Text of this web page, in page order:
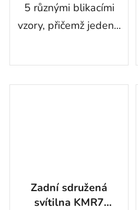
5 různými blikacími
vzory, přičemž jeden...
Zadní sdružená
svítilna KMR7